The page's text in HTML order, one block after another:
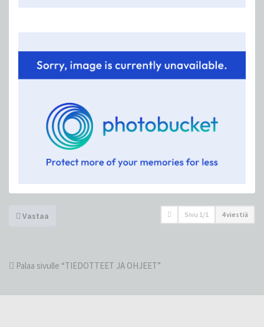
Vastaa Sivu 1 /1 4 viestiä
Palaa sivulle “TIEDOTTEET JA OHJEET”